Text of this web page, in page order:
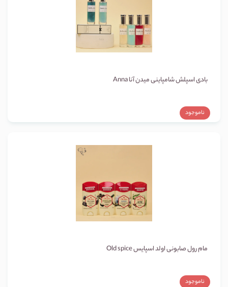
بادی اسپلش شامپاینی میدن آنا Anna
ناموجود
مام رول صابونی اولد اسپایس Old spice
ناموجود